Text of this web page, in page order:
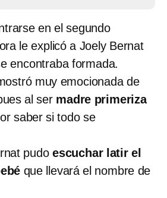
en el segundo
le explicó a Joely Bernat
encontraba formada.
muy emocionada de
al ser madre primeriza
saber si todo se
pudo escuchar latir el
que llevará el nombre de